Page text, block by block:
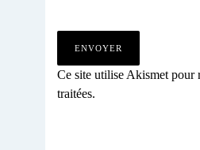
Ce site utilise Akismet pour
traitées.